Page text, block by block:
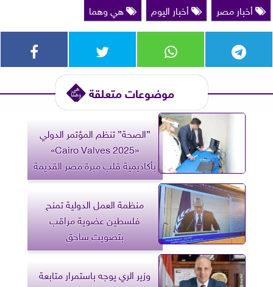
أخبار مصر
أخبار اليوم هي وهما
موضوعات متعلقة
”الصحة” تنظم المؤتمر الدولي
«Cairo Valves 2025»
بأكاديمية قلب مبرة مصر القديمة
منظمة العمل الدولية تمنح
فلسطين عضوية مراقب
بتصويت ساحق
وزير الري يوجه باستمرار متابعة